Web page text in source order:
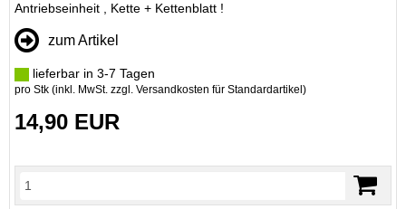
Antriebseinheit , Kette + Kettenblatt !
zum Artikel
lieferbar in 3-7 Tagen
pro Stk (inkl. MwSt. zzgl. Versandkosten für Standardartikel )
14,90 EUR